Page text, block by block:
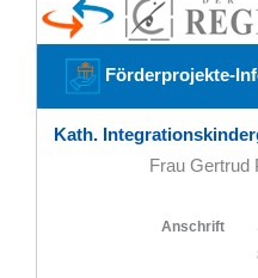
Förderprojekte-
Kath.
Frau Gertrud
Anschrift